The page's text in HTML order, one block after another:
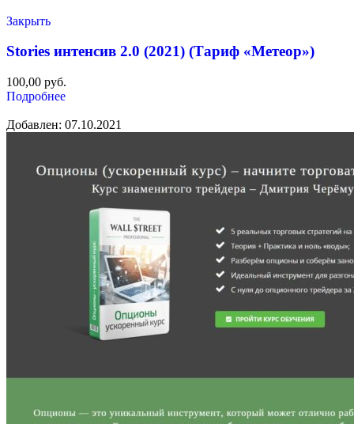
Закрыть
Stories интенсив 2.0 (2021) (Тариф «Метеор»)
100,00 руб.
Подробнее
Добавлен: 07.10.2021